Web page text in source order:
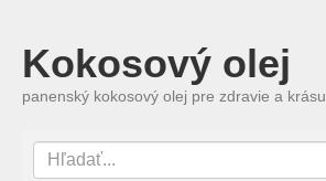
Kokosový olej
panenský kokosový olej pre zdravie a krásu